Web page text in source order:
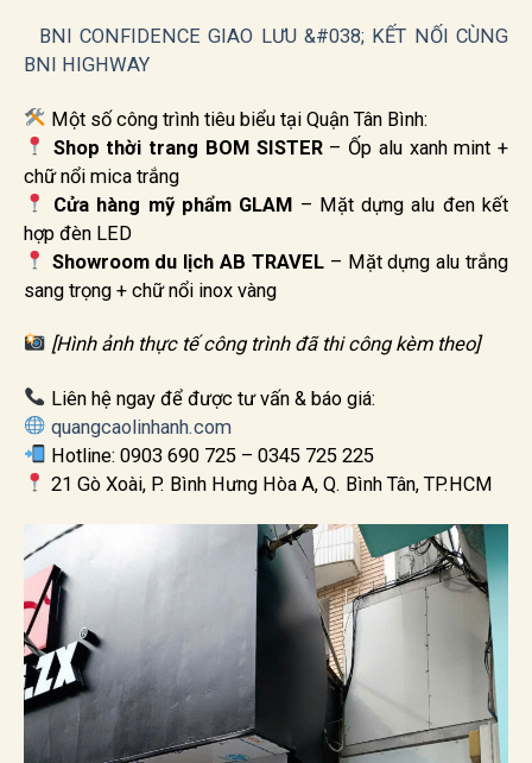
BNI CONFIDENCE GIAO LƯU &#038; KẾT NỐI CÙNG
BNI HIGHWAY
Một số công trình tiêu biểu tại Quận Tân Bình:
Shop thời trang BOM SISTER– Ốp alu xanh mint +
chữ nổi mica trắng
Cửa hàng mỹ phẩm GLAM – Mặt dựng alu đen kết
hợp đèn LED
Showroom du lịch AB TRAVEL– Mặt dựng alu trắng
sang trọng + chữ nổi inox vàng
[Hình ảnh thực tế công trình đã thi công kèm theo]
Liên hệ ngay để được tư vấn & báo giá:
quangcaolinhanh.com
Hotline: 0903 690 725 – 0345 725 225
21 Gò Xoài, P. Bình Hưng Hòa A, Q. Bình Tân, TP.HCM